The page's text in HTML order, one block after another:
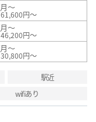
～
円～
～
円～
～
円～
駅近
wifiあり